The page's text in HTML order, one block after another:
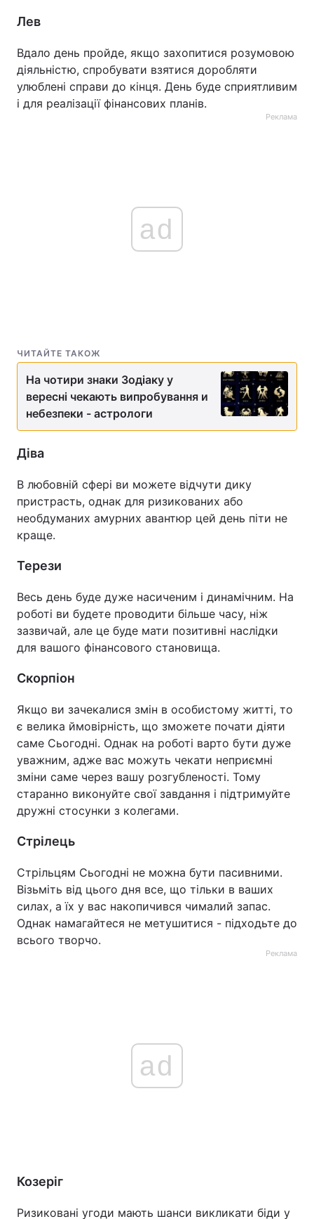
Лев
Вдало день пройде, якщо захопитися розумовою
діяльністю, спробувати взятися доробляти
улюблені справи до кінця. День буде сприятливим
і для реалізації фінансових планів.
Реклама
ad
ЧИТАЙТЕ ТАКОЖ
На чотири знаки Зодіаку у
вересні чекають випробування и
небезпеки - астрологи
Діва
В любовній сфері ви можете відчути дику
пристрасть, однак для ризикованих або
необдуманих амурних авантюр цей день піти не
краще.
Терези
Весь день буде дуже насиченим і динамічним. На
роботі ви будете проводити більше часу, ніж
зазвичай, але це буде мати позитивні наслідки
для вашого фінансового становища.
Скорпіон
Якщо ви зачекалися змін в особистому житті, то
є велика ймовірність, що зможете почати діяти
саме Сьогодні. Однак на роботі варто бути дуже
уважним, адже вас можуть чекати неприємні
зміни саме через вашу розгубленості. Тому
старанно виконуйте свої завдання і підтримуйте
дружні стосунки з колегами.
Стрілець
Стрільцям Сьогодні не можна бути пасивними.
Візьміть від цього дня все, що тільки в ваших
силах, а їх у вас накопичився чималий запас.
Однак намагайтеся не метушитися - підходьте до
всього творчо.
Реклама
ad
Козеріг
Ризиковані угоди мають шанси викликати біди у